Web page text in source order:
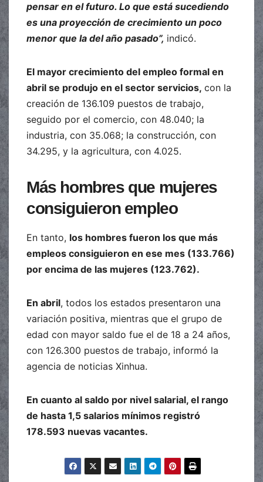
pensar en el futuro. Lo que está sucediendo
es una proyección de crecimiento un poco
menor que la del año pasado”, indicó.
El mayor crecimiento del empleo formal en
abril se produjo en el sector servicios, con la
creación de 136.109 puestos de trabajo,
seguido por el comercio, con 48.040; la
industria, con 35.068; la construcción, con
34.295, y la agricultura, con 4.025.
Más hombres que mujeres
consiguieron empleo
En tanto, los hombres fueron los que más
empleos consiguieron en ese mes (133.766)
por encima de las mujeres (123.762).
En abril, todos los estados presentaron una
variación positiva, mientras que el grupo de
edad con mayor saldo fue el de 18 a 24 años,
con 126.300 puestos de trabajo, informó la
agencia de noticias Xinhua.
En cuanto al saldo por nivel salarial, el rango
de hasta 1,5 salarios mínimos registró
178.593 nuevas vacantes.